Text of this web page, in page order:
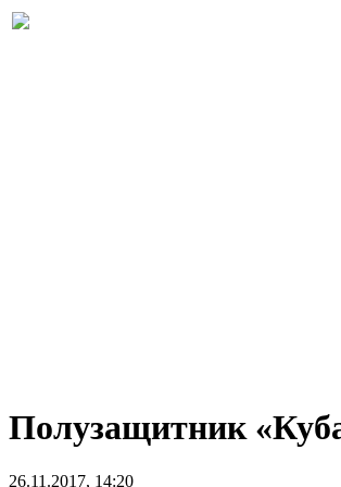
Полузащитник
26.11.2017, 14:20